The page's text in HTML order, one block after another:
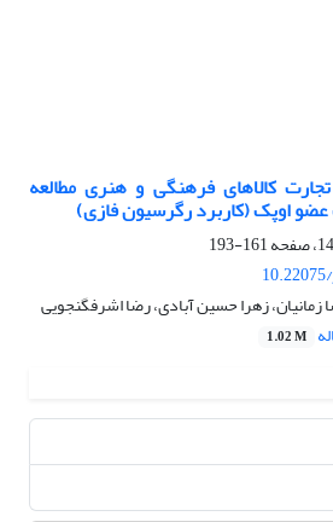
کالاهای فرهنگی و هنری مطالعه
اوپک (کاربرد رگرسیون فازی)
161-193
زمانیان، زهرا حسین آبادی، رضا اشرفگنجویی
1.02 M